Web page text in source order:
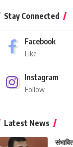
Stay Connected
Facebook
Like
Instagram
Follow
Latest News